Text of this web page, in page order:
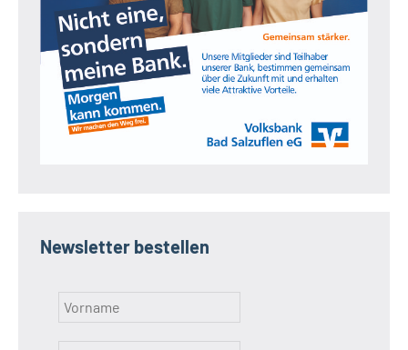
Newsletter bestellen